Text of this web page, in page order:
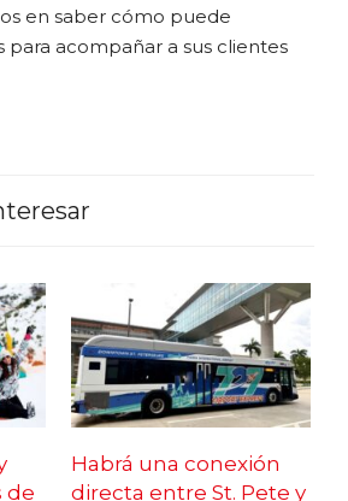
en saber cómo puede
para acompañar a sus clientes
de
Habrá una conexión
directa entre St. Pete y